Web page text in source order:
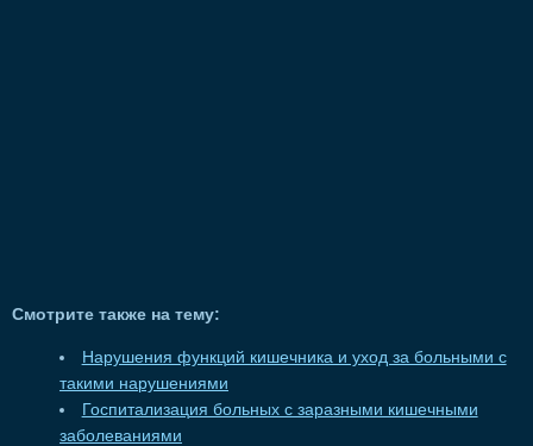
Смотрите также на тему:
Нарушения функций кишечника и уход за больными с
такими нарушениями
Госпитализация больных с заразными кишечными
заболеваниями